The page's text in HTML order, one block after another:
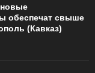
обеспечат свыше
(Кавказ)